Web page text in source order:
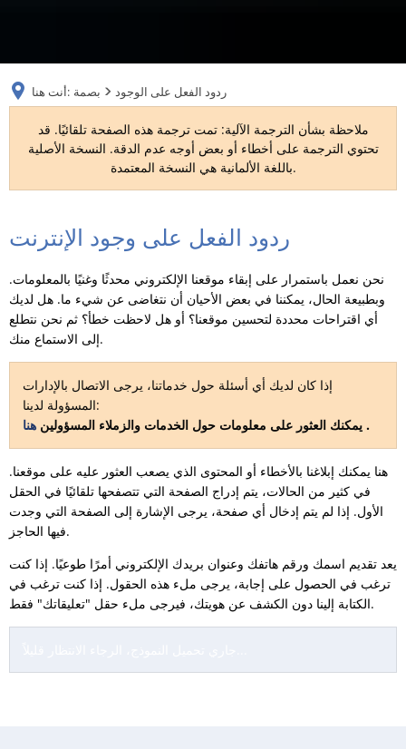
أنت هنا: بصمة ردود الفعل على الوجود
ملاحظة بشأن الترجمة الآلية: تمت ترجمة هذه الصفحة تلقائيًا. قد
تحتوي الترجمة على أخطاء أو بعض أوجه عدم الدقة. النسخة الأصلية
باللغة الألمانية هي النسخة المعتمدة.
ردود
الفعل
على
الوجود
ردود الفعل على وجود الإنترنت
نحن نعمل باستمرار على إبقاء موقعنا الإلكتروني محدثًا وغنيًا بالمعلومات.
وبطبيعة الحال، يمكننا في بعض الأحيان أن نتغاضى عن شيء ما. هل لديك
أي اقتراحات محددة لتحسين موقعنا؟ أو هل لاحظت خطأ؟ ثم نحن نتطلع
إلى الاستماع منك.
إذا كان لديك أي أسئلة حول خدماتنا، يرجى الاتصال بالإدارات
المسؤولة لدينا:
يمكنك العثور على معلومات حول الخدمات والزملاء المسؤولين هنا .
هنا يمكنك إبلاغنا بالأخطاء أو المحتوى الذي يصعب العثور عليه على موقعنا.
في كثير من الحالات، يتم إدراج الصفحة التي تتصفحها تلقائيًا في الحقل
الأول. إذا لم يتم إدخال أي صفحة، يرجى الإشارة إلى الصفحة التي وجدت
فيها الحاجز.
يعد تقديم اسمك ورقم هاتفك وعنوان بريدك الإلكتروني أمرًا طوعيًا. إذا كنت
ترغب في الحصول على إجابة، يرجى ملء هذه الحقول. إذا كنت ترغب في
الكتابة إلينا دون الكشف عن هويتك، فيرجى ملء حقل "تعليقاتك" فقط.